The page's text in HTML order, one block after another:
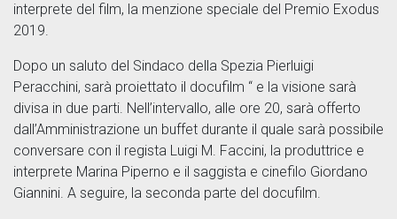
interprete del film, la menzione speciale del Premio Exodus
2019.
Dopo un saluto del Sindaco della Spezia Pierluigi
Peracchini, sarà proiettato il docufilm “ e la visione sarà
divisa in due parti. Nell’intervallo, alle ore 20, sarà offerto
dall’Amministrazione un buffet durante il quale sarà possibile
conversare con il regista Luigi M. Faccini, la produttrice e
interprete Marina Piperno e il saggista e cinefilo Giordano
Giannini. A seguire, la seconda parte del docufilm.